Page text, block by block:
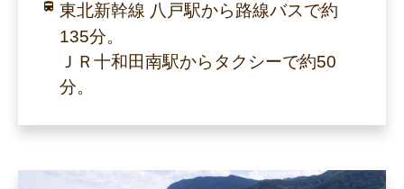
東北新幹線 八戸駅から路線バスで約
135分。
ＪＲ十和田南駅からタクシーで約50
分。